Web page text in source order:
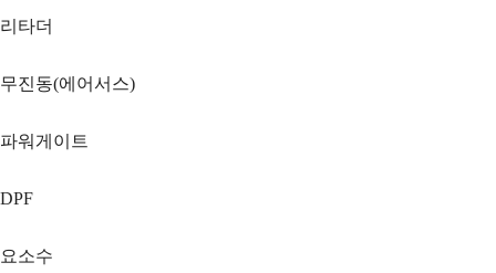
리타더
무진동(에어서스)
파워게이트
DPF
요소수